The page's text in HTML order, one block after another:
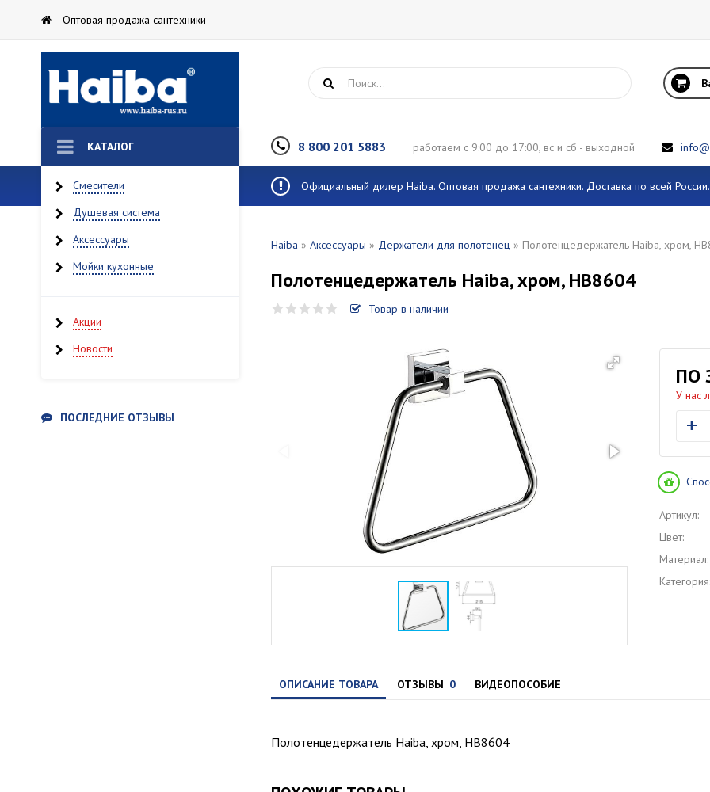
Оптовая продажа сантехники
8 800 201 5883 работаем с 9:00 до 17:00, вс и сб - выходной
Официальный дилер Haiba. Оптовая продажа сантехники. Доставка по всей
КАТАЛОГ
Смесители
Душевая система
Аксессуары
Мойки кухонные
Акции
Новости
ПОСЛЕДНИЕ ОТЗЫВЫ
Haiba » Аксессуары » Держатели для полотенец » Полотенцедержатель Haiba, хром,
Полотенцедержатель Haiba, хром, HB8604
Товар в наличии
ПО
У нас
+
Артикул:
Цвет:
Материал:
Категория:
ОПИСАНИЕ ТОВАРА ОТЗЫВЫ 0 ВИДЕОПОСОБИЕ
Полотенцедержатель Haiba, хром, HB8604